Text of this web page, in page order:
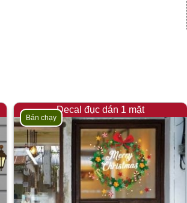
Decal đục dán 1 mặt
Bán chạy